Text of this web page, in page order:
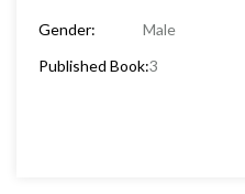
Gender:
Male
Published Book:3